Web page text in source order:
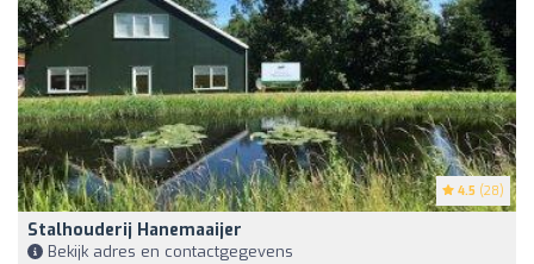
4.5 (28)
Stalhouderij Hanemaaijer
Bekijk adres en contactgegevens